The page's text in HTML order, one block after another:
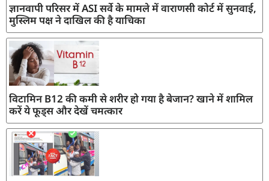
ज्ञानवापी परिसर में ASI सर्वे के मामले में वाराणसी कोर्ट में सुनवाई,
मुस्लिम पक्ष ने दाखिल की है याचिका
विटामिन B12 की कमी से शरीर हो गया है बेजान? खाने में शामिल
करें ये फूड्स और देखें चमत्कार